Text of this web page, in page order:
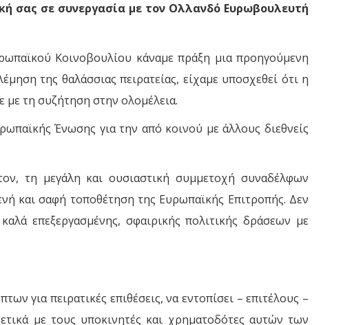
σας σε συνεργασία με τον Ολλανδό Ευρωβουλευτή
Κοινοβουλίου κάναμε πράξη μια προηγούμενη
της θαλάσσιας πειρατείας, είχαμε υποσχεθεί ότι η
τη συζήτηση στην ολομέλεια.
Ένωσης για την από κοινού με άλλους διεθνείς
τη μεγάλη και ουσιαστική συμμετοχή συναδέλφων
και σαφή τοποθέτηση της Ευρωπαϊκής Επιτροπής. Δεν
επεξεργασμένης, σφαιρικής πολιτικής δράσεων με
για πειρατικές επιθέσεις, να εντοπίσει – επιτέλους –
με τους υποκινητές και χρηματοδότες αυτών των